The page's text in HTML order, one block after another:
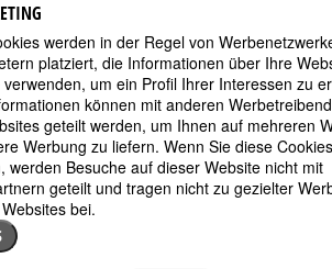
•Zitate
schuf virtuose
meistens von
verstummten Frauen
Augen. »Frauen, die
leiden« – so apostrophierte
werden in der Regel von
platziert, die Informationen über Ihre
verwenden, um ein Profil Ihrer Interessen zu
können mit anderen
geteilt werden, um Ihnen auf mehreren
Werbung zu liefern. Wenn Sie diese
werden Besuche auf dieser Website nicht mit
geteilt und tragen nicht zu gezielter
bei.